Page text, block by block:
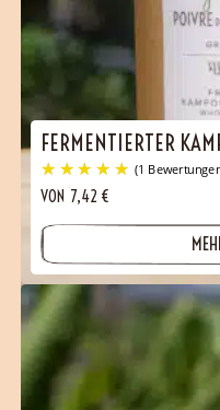
FERMENTIERTER
VON 7,42 €